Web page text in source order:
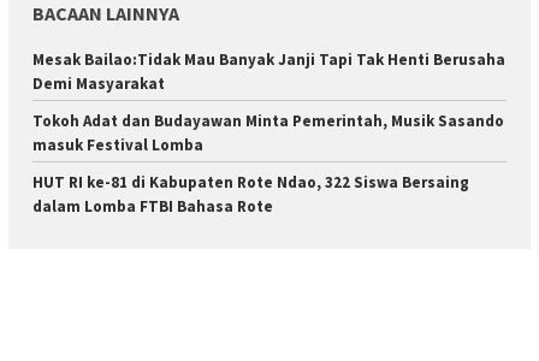
BACAAN LAINNYA
Mesak Bailao:Tidak Mau Banyak Janji Tapi Tak Henti Berusaha
Demi Masyarakat
Tokoh Adat dan Budayawan Minta Pemerintah, Musik Sasando
masuk Festival Lomba
HUT RI ke-81 di Kabupaten Rote Ndao, 322 Siswa Bersaing
dalam Lomba FTBI Bahasa Rote